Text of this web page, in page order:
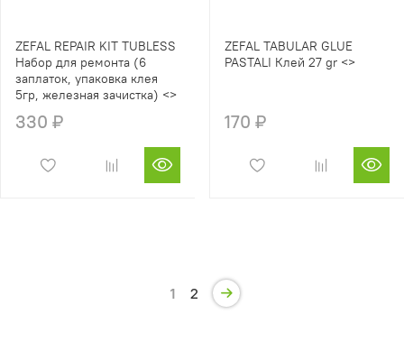
ZEFAL REPAIR KIT TUBLESS
Набор для ремонта (6
заплаток, упаковка клея
5гр, железная зачистка) <>
330 ₽
ZEFAL TABULAR GLUE
PASTALI Клей 27 gr <>
170 ₽
1 2